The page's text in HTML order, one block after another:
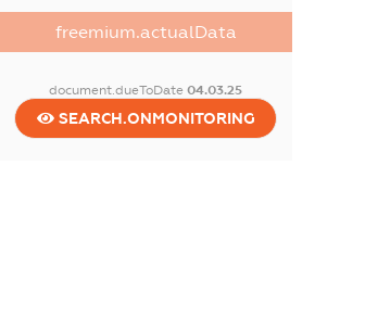
freemium.actualData
document.dueToDate04.03.25
SEARCH.ONMONITORING